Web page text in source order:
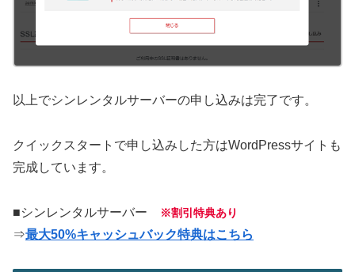
以上でシンレンタルサーバーの申し込みは完了です。
クイックスタートで申し込みした方はWordPressサイトも
完成しています。
■シンレンタルサーバー ※割引特典あり
⇒最大50%キャッシュバック特典はこちら